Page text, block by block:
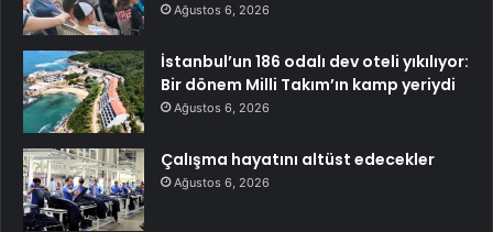
Ağustos 6, 2026
İstanbul’un 186 odalı dev oteli yıkılıyor:
Bir dönem Milli Takım’ın kamp yeriydi
Ağustos 6, 2026
Çalışma hayatını altüst edecekler
Ağustos 6, 2026